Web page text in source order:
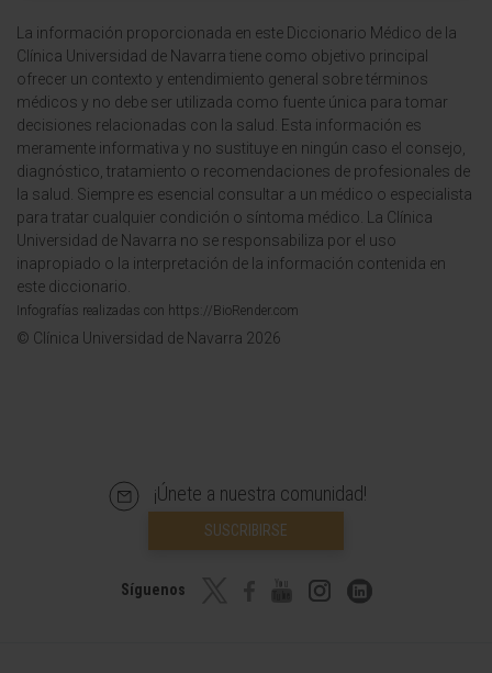
La información proporcionada en este Diccionario Médico de la
Clínica Universidad de Navarra tiene como objetivo principal
ofrecer un contexto y entendimiento general sobre términos
médicos y no debe ser utilizada como fuente única para tomar
decisiones relacionadas con la salud. Esta información es
meramente informativa y no sustituye en ningún caso el consejo,
diagnóstico, tratamiento o recomendaciones de profesionales de
la salud. Siempre es esencial consultar a un médico o especialista
para tratar cualquier condición o síntoma médico. La Clínica
Universidad de Navarra no se responsabiliza por el uso
inapropiado o la interpretación de la información contenida en
este diccionario.
Infografías realizadas con https://BioRender.com
© Clínica Universidad de Navarra 2026
¡Únete a nuestra comunidad!
SUSCRIBIRSE
Síguenos